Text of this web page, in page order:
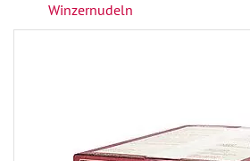
Winzernudeln